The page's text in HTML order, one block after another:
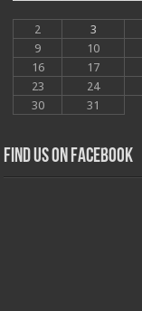
2
3
9
10
16
17
23
24
30
31
Find us on Facebook